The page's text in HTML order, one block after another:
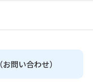
（お問い合わせ）